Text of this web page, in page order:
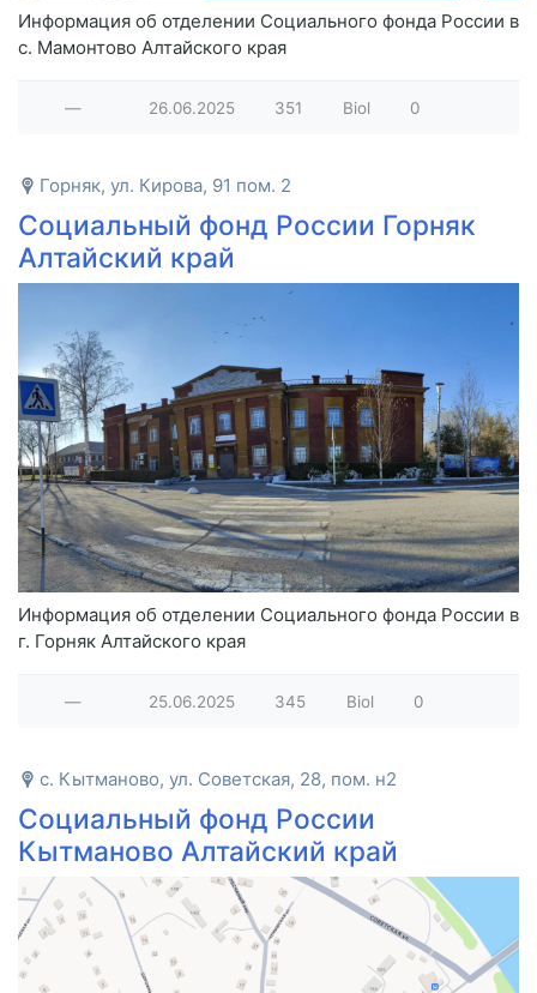
Информация об отделении Социального фонда России в
с. Мамонтово Алтайского края
— 26.06.2025 351 Biol 0
Горняк, ул. Кирова, 91 пом. 2
Социальный фонд России Горняк
Алтайский край
Информация об отделении Социального фонда России в
г. Горняк Алтайского края
— 25.06.2025 345 Biol 0
с. Кытманово, ул. Советская, 28, пом. н2
Социальный фонд России
Кытманово Алтайский край